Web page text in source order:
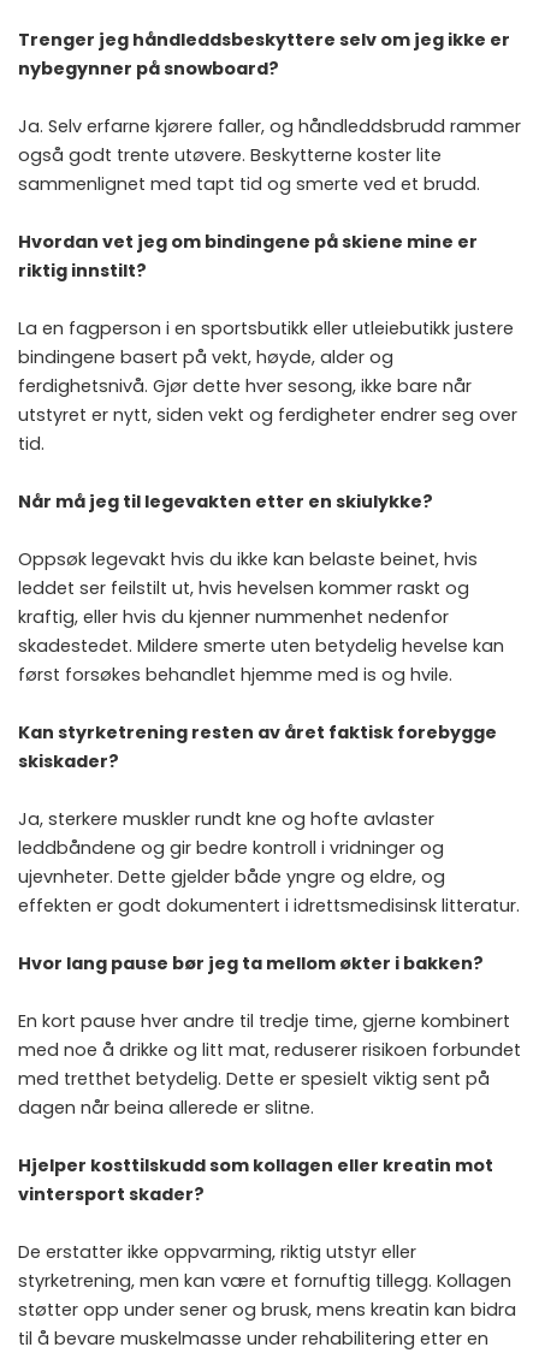
Trenger jeg håndleddsbeskyttere selv om jeg ikke er
nybegynner på snowboard?
Ja. Selv erfarne kjørere faller, og håndleddsbrudd rammer
også godt trente utøvere. Beskytterne koster lite
sammenlignet med tapt tid og smerte ved et brudd.
Hvordan vet jeg om bindingene på skiene mine er
riktig innstilt?
La en fagperson i en sportsbutikk eller utleiebutikk justere
bindingene basert på vekt, høyde, alder og
ferdighetsnivå. Gjør dette hver sesong, ikke bare når
utstyret er nytt, siden vekt og ferdigheter endrer seg over
tid.
Når må jeg til legevakten etter en skiulykke?
Oppsøk legevakt hvis du ikke kan belaste beinet, hvis
leddet ser feilstilt ut, hvis hevelsen kommer raskt og
kraftig, eller hvis du kjenner nummenhet nedenfor
skadestedet. Mildere smerte uten betydelig hevelse kan
først forsøkes behandlet hjemme med is og hvile.
Kan styrketrening resten av året faktisk forebygge
skiskader?
Ja, sterkere muskler rundt kne og hofte avlaster
leddbåndene og gir bedre kontroll i vridninger og
ujevnheter. Dette gjelder både yngre og eldre, og
effekten er godt dokumentert i idrettsmedisinsk litteratur.
Hvor lang pause bør jeg ta mellom økter i bakken?
En kort pause hver andre til tredje time, gjerne kombinert
med noe å drikke og litt mat, reduserer risikoen forbundet
med tretthet betydelig. Dette er spesielt viktig sent på
dagen når beina allerede er slitne.
Hjelper kosttilskudd som kollagen eller kreatin mot
vintersport skader?
De erstatter ikke oppvarming, riktig utstyr eller
styrketrening, men kan være et fornuftig tillegg. Kollagen
støtter opp under sener og brusk, mens kreatin kan bidra
til å bevare muskelmasse under rehabilitering etter en